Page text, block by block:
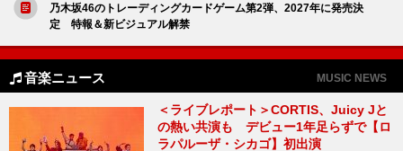
乃木坂46のトレーディングカードゲーム第2弾、2027年に発売決
定 特報＆新ビジュアル解禁
音楽ニュース MUSIC NEWS
＜ライブレポート＞CORTIS、Juicy Jと
の熱い共演も デビュー1年足らずで【ロ
ラパルーザ・シカゴ】初出演